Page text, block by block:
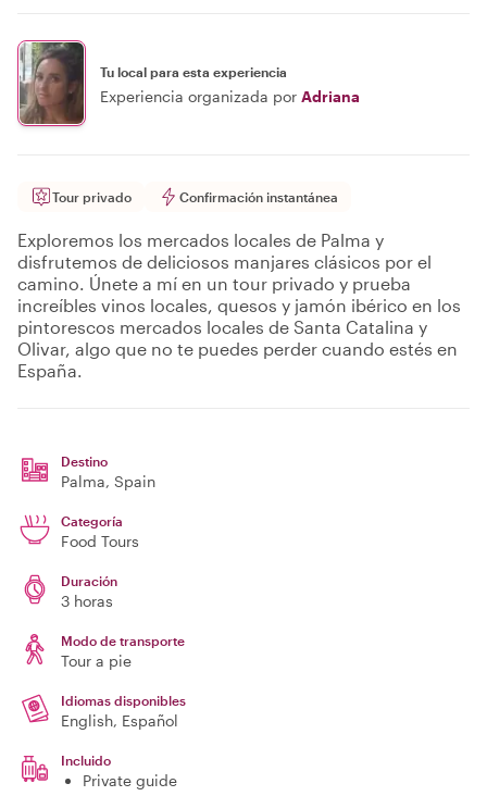
Tu local para esta experiencia
Experiencia organizada por Adriana
Tour privado Confirmación instantánea
Exploremos los mercados locales de Palma y
disfrutemos de deliciosos manjares clásicos por el
camino. Únete a mí en un tour privado y prueba
increíbles vinos locales, quesos y jamón ibérico en los
pintorescos mercados locales de Santa Catalina y
Olivar, algo que no te puedes perder cuando estés en
España.
Destino
Palma, Spain
Categoría
Food Tours
Duración
3 horas
Modo de transporte
Tour a pie
Idiomas disponibles
English, Español
Incluido
Private guide